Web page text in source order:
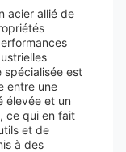
acier allié de
spécialisée est
entre une
élevée et un
ce qui en fait
et de
à des